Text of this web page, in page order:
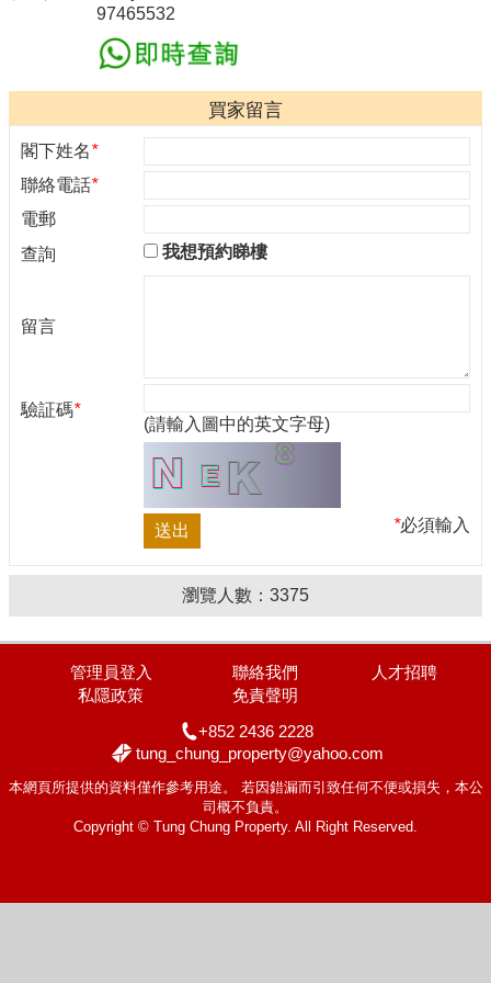
97465532
買家留言
閣下姓名*
聯絡電話*
電郵
查詢
我想預約睇樓
留言
驗証碼*
(請輸入圖中的英文字母)
*必須輸入
瀏覽人數： 3375
管理員登入 聯絡我們
人才招聘
私隱政策
免責聲明
+852 2436 2228
tung_chung_property@yahoo.com
本網頁所提供的資料僅作參考用途。 若因錯漏而引致任何不便或損失，本公
司概不負責。
Copyright © Tung Chung Property. All Right Reserved.